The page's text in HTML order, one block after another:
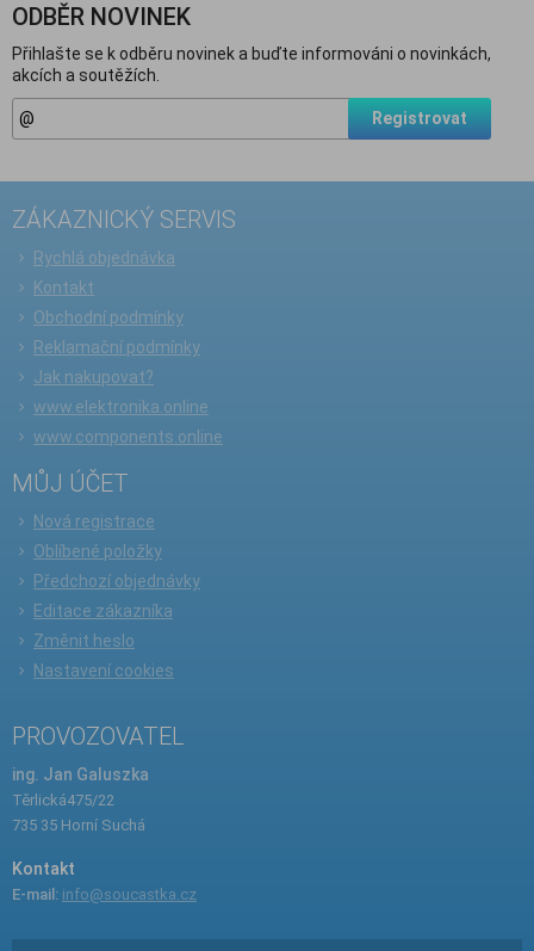
ODBĚR NOVINEK
Přihlašte se k odběru novinek a buďte informováni o novinkách,
akcích a soutěžích.
Registrovat
ZÁKAZNICKÝ SERVIS
Rychlá objednávka
Kontakt
Obchodní podmínky
Reklamační podmínky
Jak nakupovat?
www.elektronika.online
www.components.online
MŮJ ÚČET
Nová registrace
Oblíbené položky
Předchozí objednávky
Editace zákazníka
Změnit heslo
Nastavení cookies
PROVOZOVATEL
ing. Jan Galuszka
Těrlická475/22
735 35 Horní Suchá
Kontakt
E-mail: info@soucastka.cz